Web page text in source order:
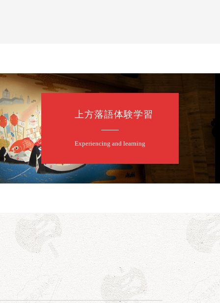
眞／笑福亭仁福／幸助福助（漫才）／桂春若
上方落語体験学習
Experiencing and learning